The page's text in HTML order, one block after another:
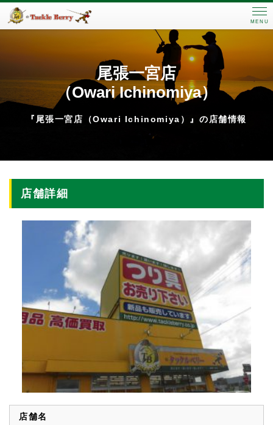
MENU
尾張一宮店
（Owari Ichinomiya）
『尾張一宮店（Owari Ichinomiya）』の店舗情報
店舗詳細
店舗名